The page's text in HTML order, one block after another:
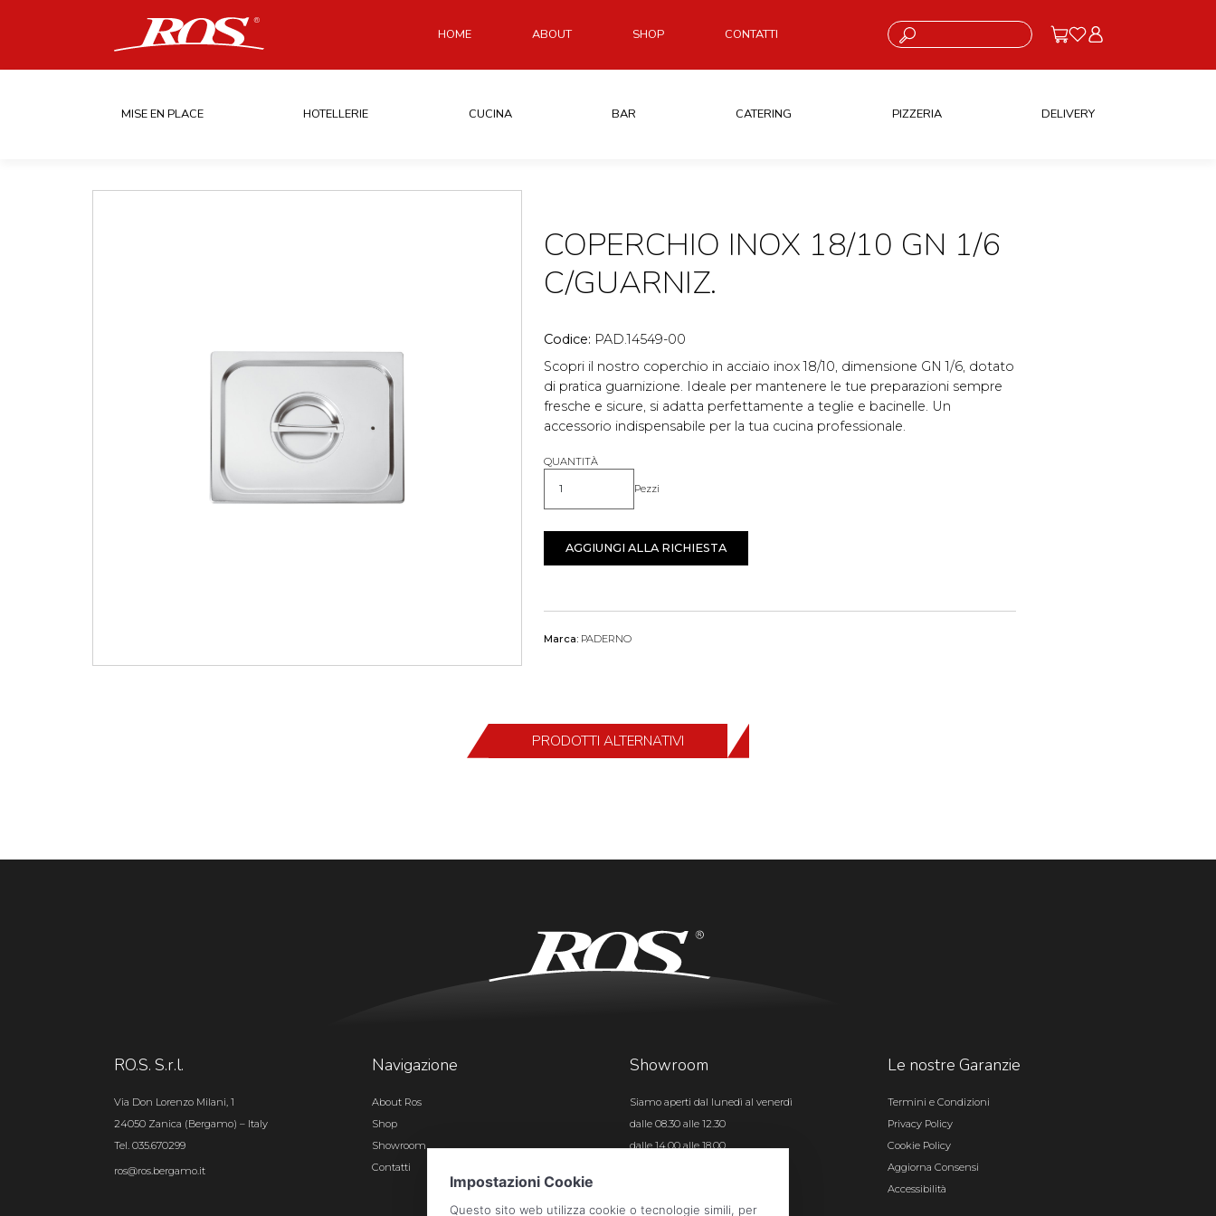
HOME ABOUT SHOP CONTATTI Cosa stai cercando?
MISE EN PLACE HOTELLERIE CUCINA BAR CATERING PIZZERIA DELIVERY
COPERCHIO INOX 18/10 GN 1/6
C/GUARNIZ.
Codice: PAD.14549-00
Scopri il nostro coperchio in acciaio inox 18/10, dimensione GN 1/6, dotato
di pratica guarnizione. Ideale per mantenere le tue preparazioni sempre
fresche e sicure, si adatta perfettamente a teglie e bacinelle. Un
accessorio indispensabile per la tua cucina professionale.
QUANTITÀ
Quantità Pezzi
AGGIUNGI ALLA RICHIESTA
Marca: PADERNO
PRODOTTI ALTERNATIVI
RO.S. S.r.l.
Via Don Lorenzo Milani, 1
24050 Zanica (Bergamo) – Italy
Tel. 035.670299
ros@ros.bergamo.it
Navigazione
About Ros
Shop
Showroom
Contatti
Showroom
Siamo aperti dal lunedì al venerdì
dalle 08.30 alle 12.30
dalle 14.00 alle 18.00
Le nostre Garanzie
Termini e Condizioni
Privacy Policy
Cookie Policy
Aggiorna Consensi
Accessibilità